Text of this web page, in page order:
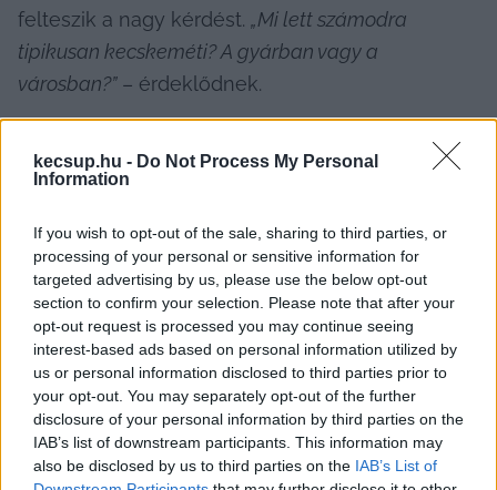
kecsup.hu - Do Not Process My Personal
Information
If you wish to opt-out of the sale, sharing to third parties, or
processing of your personal or sensitive information for
targeted advertising by us, please use the below opt-out
section to confirm your selection. Please note that after your
opt-out request is processed you may continue seeing
interest-based ads based on personal information utilized by
us or personal information disclosed to third parties prior to
your opt-out. You may separately opt-out of the further
disclosure of your personal information by third parties on the
IAB’s list of downstream participants. This information may
also be disclosed by us to third parties on the IAB’s List of
felteszik a nagy kérdést. „Mi lett számodra
tipikusan kecskeméti? A gyárban vagy a
városban?” – érdeklődnek.
„Őszinte leszek: kátyúk, rossz utak…”
– kezdi válaszát Bühler, majd gyorsan hozzáteszi,
hogy a gyár egy „modern, tiszta, kiválóan
szervezett, igazi ipari gyöngyszem”. A korábbi
vezető úgy gondolja, hogy a város nem fejlődött
ugyanabban az ütemben, mint a gyár. „Itt kint
világszínvonalat építettünk. Ezt a gyár
környezetében is pótolnunk kell” – fejezte be.